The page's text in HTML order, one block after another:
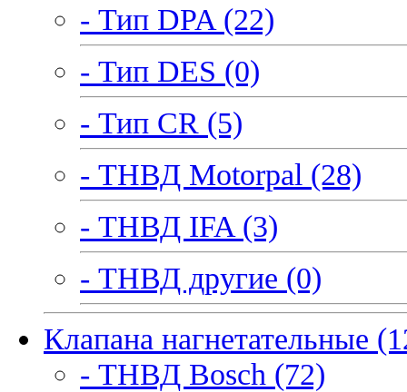
- Тип DPA (22)
- Тип DES (0)
- Тип CR (5)
- ТНВД Motorpal (28)
- ТНВД IFA (3)
- ТНВД другие (0)
Клапана нагнетательные
- ТНВД Bosch (72)